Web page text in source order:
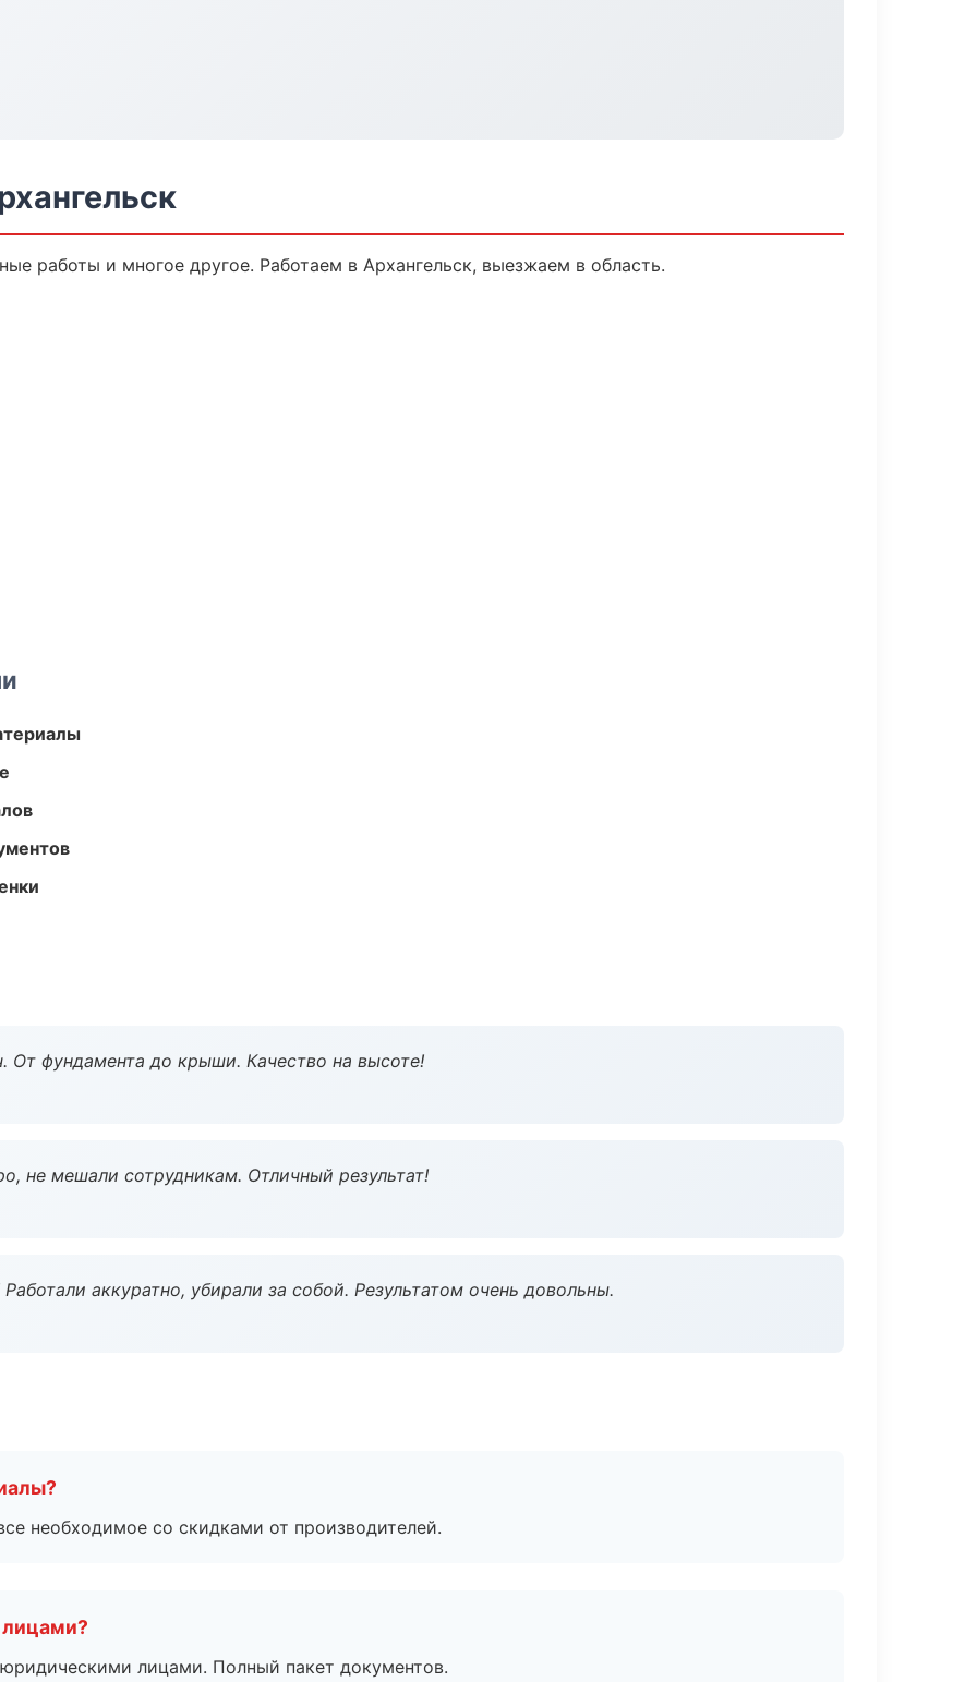
работы и многое другое. Работаем в Архангельск, выезжаем в область.
От фундамента до крыши. Качество на высоте!
не мешали сотрудникам. Отличный результат!
аккуратно, убирали за собой. Результатом очень довольны.
необходимое со скидками от производителей.
лицами. Полный пакет документов.